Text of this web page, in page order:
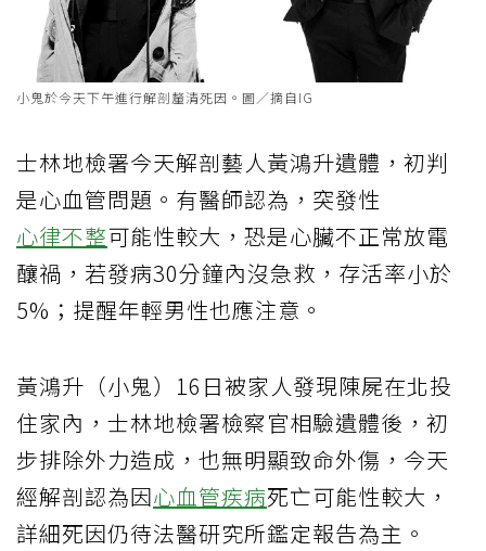
小鬼於今天下午進行解剖釐清死因。圖／摘自IG
士林地檢署今天解剖藝人黃鴻升遺體，初判
是心血管問題。有醫師認為，突發性
心律不整可能性較大，恐是心臟不正常放電
釀禍，若發病30分鐘內沒急救，存活率小於
5%；提醒年輕男性也應注意。
黃鴻升（小鬼）16日被家人發現陳屍在北投
住家內，士林地檢署檢察官相驗遺體後，初
步排除外力造成，也無明顯致命外傷，今天
經解剖認為因心血管疾病死亡可能性較大，
詳細死因仍待法醫研究所鑑定報告為主。